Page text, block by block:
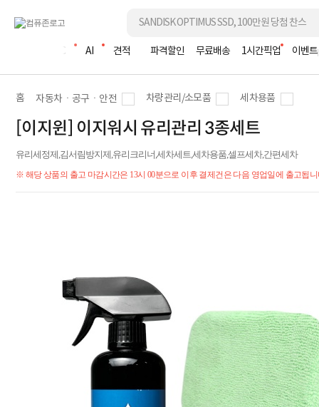
조립PC AI 견적 파격할인 무료배송 1시간픽업 이벤트
홈 자동차ㆍ공구ㆍ안전 차량관리/소모품 세차용품
[이지윈] 이지워시 유리관리 3종세트
유리세정제,김서림방지제,유리크리너,세차세트,세차용품,셀프세차,간편세차
※ 해당 상품의 출고 마감시간은 13시 00분으로 이후 결제건은 다음 영업일에 출고됩니